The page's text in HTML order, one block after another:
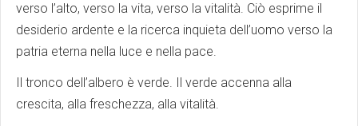
verso l’alto, verso la vita, verso la vitalità. Ciò esprime il
desiderio ardente e la ricerca inquieta dell’uomo verso la
patria eterna nella luce e nella pace.
Il tronco dell’albero è verde. Il verde accenna alla
crescita, alla freschezza, alla vitalità.